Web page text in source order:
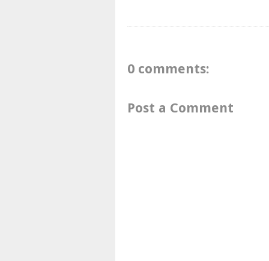
0 comments:
Post a Comment